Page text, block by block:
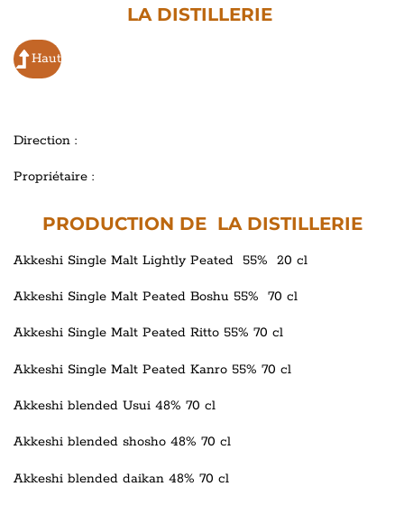
LA DISTILLERIE
Haut
Direction :
Propriétaire :
PRODUCTION DE LA DISTILLERIE
Akkeshi Single Malt Lightly Peated 55% 20 cl
Akkeshi Single Malt Peated Boshu 55% 70 cl
Akkeshi Single Malt Peated Ritto 55% 70 cl
Akkeshi Single Malt Peated Kanro 55% 70 cl
Akkeshi blended Usui 48% 70 cl
Akkeshi blended shosho 48% 70 cl
Akkeshi blended daikan 48% 70 cl